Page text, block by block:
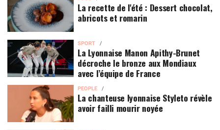
La recette de l'été : Dessert chocolat,
abricots et romarin
SPORT
La Lyonnaise Manon Apithy-Brunet
décroche le bronze aux Mondiaux
avec l’équipe de France
PEOPLE
La chanteuse lyonnaise Styleto révèle
avoir failli mourir noyée